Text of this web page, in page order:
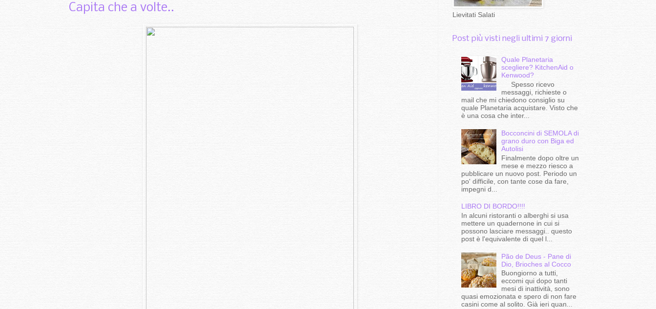
Capita che a volte.. Lievitati Salati
Post più visti negli ultimi 7 giorni
Quale Planetaria
scegliere? KitchenAid o
Kenwood?
Spesso ricevo
messaggi, richieste o
mail che mi chiedono consiglio su
quale Planetaria acquistare. Visto che
è una cosa che inter...
Bocconcini di SEMOLA di
grano duro con Biga ed
Autolisi
Finalmente dopo oltre un
mese e mezzo riesco a
pubblicare un nuovo post. Periodo un
po' difficile, con tante cose da fare,
impegni d...
LIBRO DI BORDO!!!!
In alcuni ristoranti o alberghi si usa
mettere un quadernone in cui si
possono lasciare messaggi.. questo
post è l'equivalente di quel l...
Pão de Deus - Pane di
Dio, Brioches al Cocco
Buongiorno a tutti,
eccomi qui dopo tanti
mesi di inattività, sono
quasi emozionata e spero di non fare
casini come al solito. Già ieri quan...